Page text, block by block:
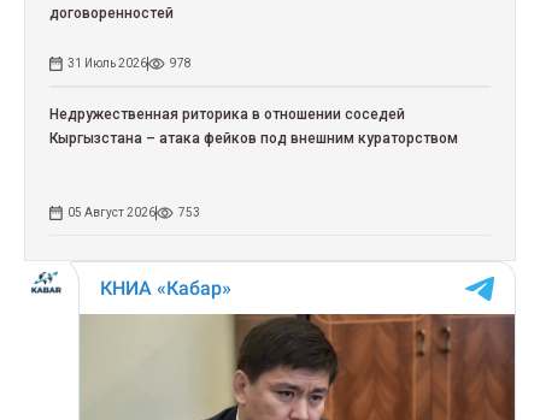
договоренностей
31 Июль 2026 978
Недружественная риторика в отношении соседей
Кыргызстана – атака фейков под внешним кураторством
05 Август 2026 753